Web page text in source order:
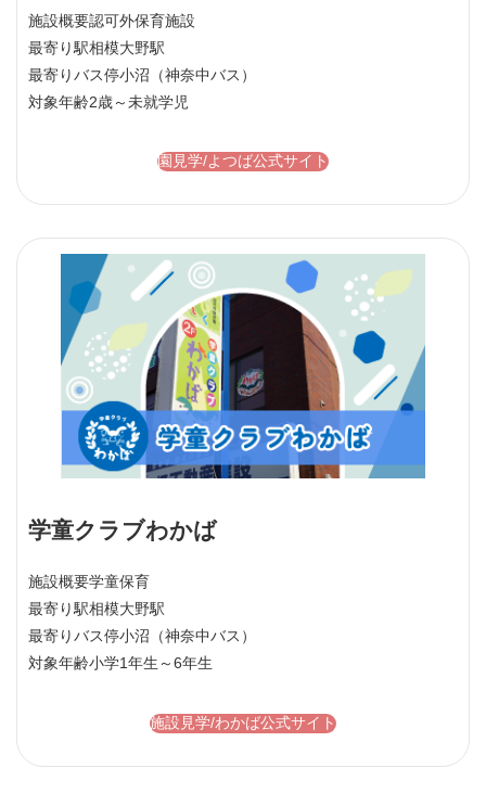
施設概要認可外保育施設
最寄り駅相模大野駅
最寄りバス停小沼（神奈中バス）
対象年齢2歳～未就学児
園見学/よつば公式サイト
学童クラブわかば
施設概要学童保育
最寄り駅相模大野駅
最寄りバス停小沼（神奈中バス）
対象年齢小学1年生～6年生
施設見学/わかば公式サイト